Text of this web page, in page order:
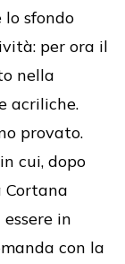
sfondo
per ora il
nella
acriliche.
provato.
cui, dopo
Cortana
in
con la